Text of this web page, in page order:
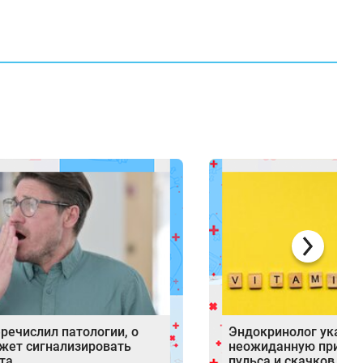
патологии, о
сигнализировать
Эндокринолог
неожиданную